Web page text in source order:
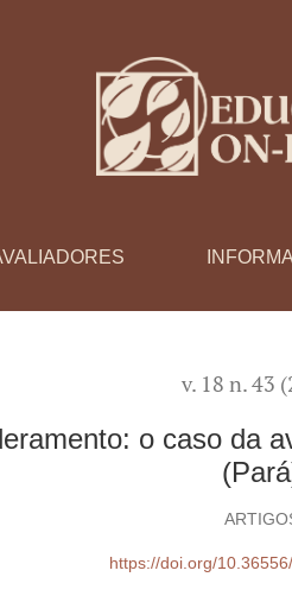
v. 18 n. 43
o caso da
https://doi.org/